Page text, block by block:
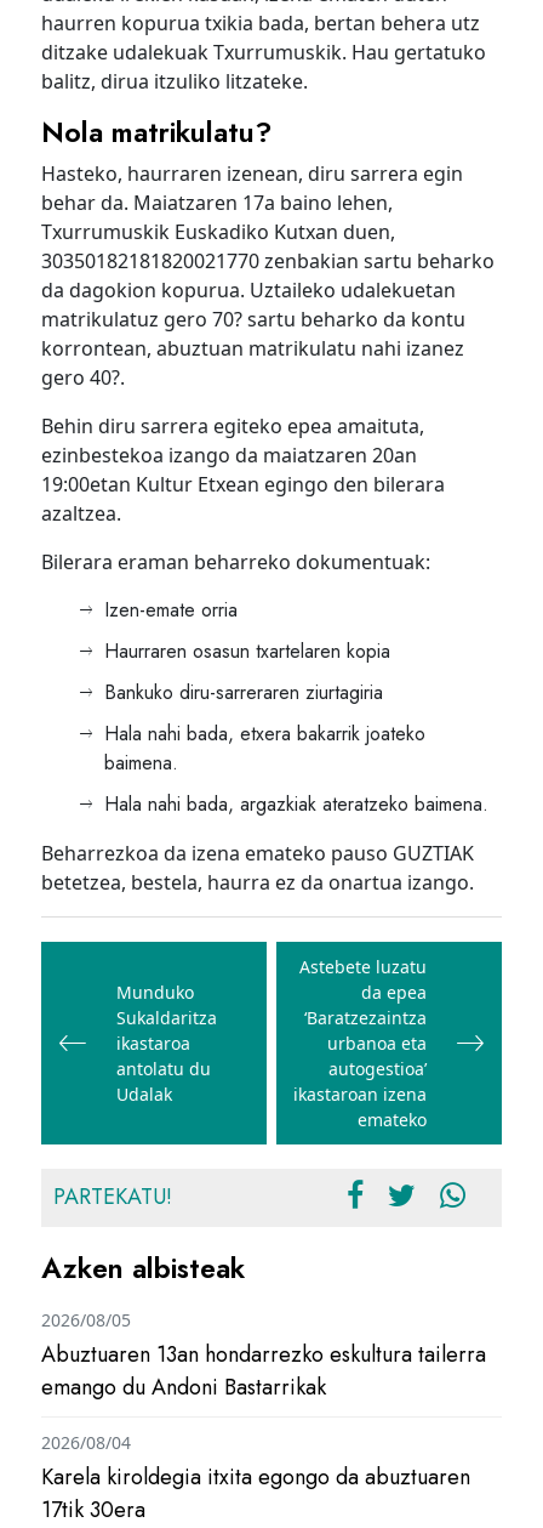
haurren kopurua txikia bada, bertan behera utz
ditzake udalekuak Txurrumuskik. Hau gertatuko
balitz, dirua itzuliko litzateke.
Nola matrikulatu?
Hasteko, haurraren izenean, diru sarrera egin
behar da. Maiatzaren 17a baino lehen,
Txurrumuskik Euskadiko Kutxan duen,
30350182181820021770 zenbakian sartu beharko
da dagokion kopurua. Uztaileko udalekuetan
matrikulatuz gero 70? sartu beharko da kontu
korrontean, abuztuan matrikulatu nahi izanez
gero 40?.
Behin diru sarrera egiteko epea amaituta,
ezinbestekoa izango da maiatzaren 20an
19:00etan Kultur Etxean egingo den bilerara
azaltzea.
Bilerara eraman beharreko dokumentuak:
Izen-emate orria
Haurraren osasun txartelaren kopia
Bankuko diru-sarreraren ziurtagiria
Hala nahi bada, etxera bakarrik joateko
baimena.
Hala nahi bada, argazkiak ateratzeko baimena.
Beharrezkoa da izena emateko pauso GUZTIAK
betetzea, bestela, haurra ez da onartua izango.
Bidalketetan
nabigatu
Munduko
Sukaldaritza
ikastaroa
antolatu du
Udalak
Astebete luzatu
da epea
‘Baratzezaintza
urbanoa eta
autogestioa’
ikastaroan izena
emateko
PARTEKATU!
Azken albisteak
Abuztuaren 13an hondarrezko eskultura tailerra
emango du Andoni Bastarrikak
2026/08/05
Karela kiroldegia itxita egongo da abuztuaren
17tik 30era
2026/08/04